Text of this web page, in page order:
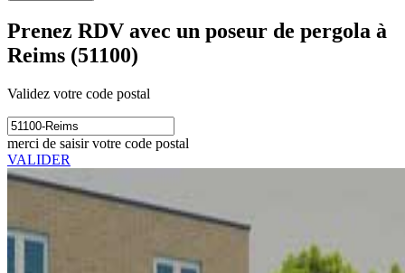
Prenez RDV avec un poseur de pergola à
Reims (51100)
Validez votre code postal
merci de saisir votre code postal
VALIDER